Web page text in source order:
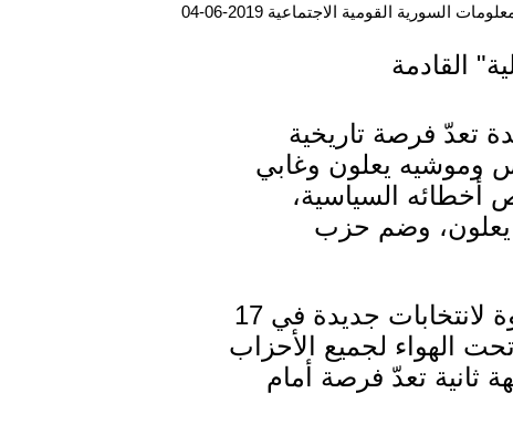
السورية القومية الاجتماعية 2019-06-04
القادمة
تعدّ فرصة تاريخية
وموشيه يعلون وغابي
أخطائه السياسية،
يعلون، وضم حزب
وأضاف يوسي بيلين في مقاله بموقع يسرائيل بلاس، مترجم ، أن "الدعوة لانتخابات جديدة في 17
مجرد عرض تحت الهواء لجميع الأحزاب
ثانية تعدّ فرصة أمام